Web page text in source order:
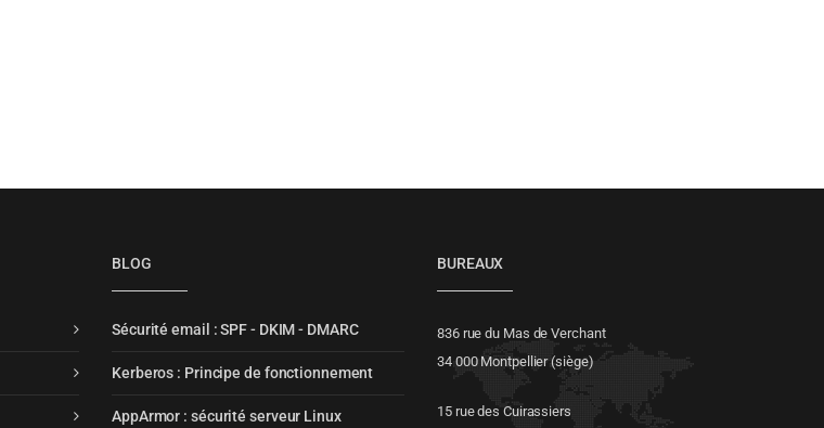
BLOG
Sécurité email : SPF - DKIM - DMARC
Kerberos : Principe de fonctionnement
AppArmor : sécurité serveur Linux
BUREAUX
836 rue du Mas de Verchant
34 000 Montpellier (siège)
15 rue des Cuirassiers